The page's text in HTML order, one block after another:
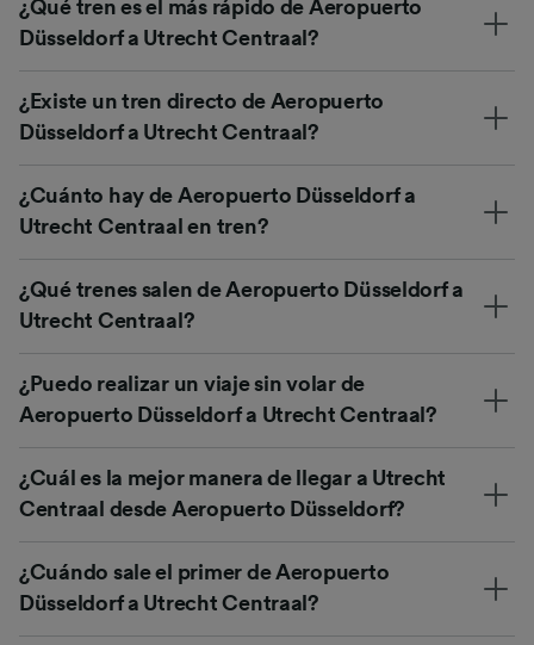
¿Qué tren es el más rápido de Aeropuerto
Düsseldorf a Utrecht Centraal?
¿Existe un tren directo de Aeropuerto
Düsseldorf a Utrecht Centraal?
¿Cuánto hay de Aeropuerto Düsseldorf a
Utrecht Centraal en tren?
¿Qué trenes salen de Aeropuerto Düsseldorf a
Utrecht Centraal?
¿Puedo realizar un viaje sin volar de
Aeropuerto Düsseldorf a Utrecht Centraal?
¿Cuál es la mejor manera de llegar a Utrecht
Centraal desde Aeropuerto Düsseldorf?
¿Cuándo sale el primer de Aeropuerto
Düsseldorf a Utrecht Centraal?